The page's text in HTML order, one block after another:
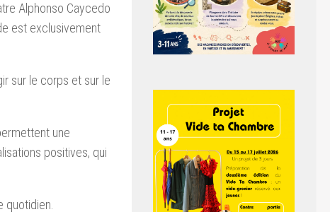
Alphonso Caycedo
est exclusivement
sur le corps et sur le
une
positives, qui
quotidien.